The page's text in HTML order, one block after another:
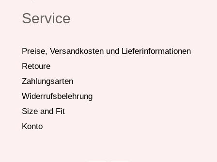
Service
Preise, Versandkosten und Lieferinformationen
Retoure
Zahlungsarten
Widerrufsbelehrung
Size and Fit
Konto